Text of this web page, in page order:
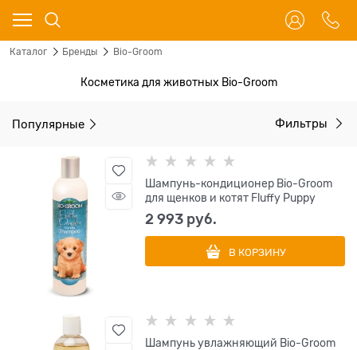
Каталог Бренды Bio-Groom
Косметика для животных Bio-Groom
Популярные Фильтры
Шампунь-кондиционер Bio-Groom
для щенков и котят Fluffy Puppy
2 993 руб.
В КОРЗИНУ
Шампунь увлажняющий Bio-Groom